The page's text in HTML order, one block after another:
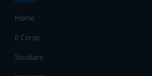
Home
Il Corso
Studiare